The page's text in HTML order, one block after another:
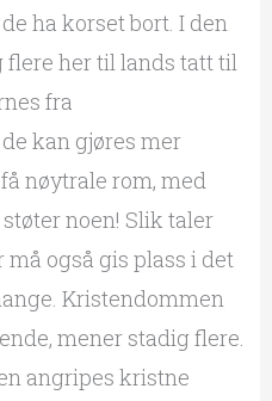
ha korset bort. I den
flere her til lands tatt til
fra
kan gjøres mer
nøytrale rom, med
noen! Slik taler
også gis plass i det
Kristendommen
mener stadig flere.
angripes kristne